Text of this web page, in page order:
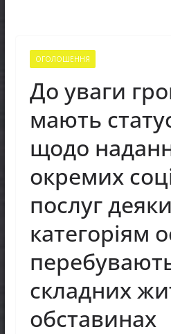
ОГОЛОШЕННЯ
До уваги
мають
щодо
окремих
послуг
категоріям
складних
обставинах